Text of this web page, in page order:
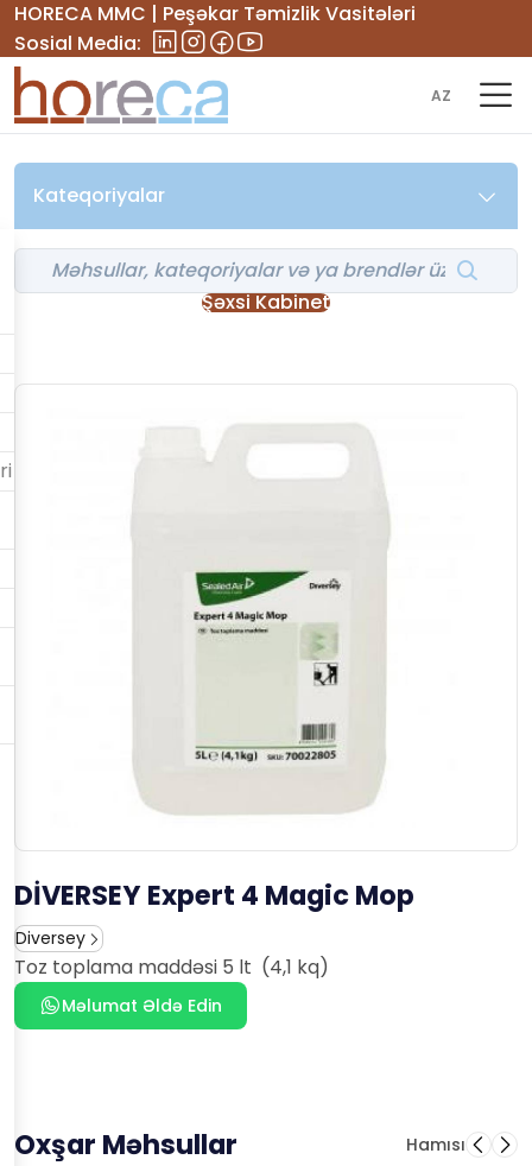
HORECA MMC | Peşəkar Təmizlik Vasitələri
Sosial Media:
AZ
Kateqoriyalar
Şəxsi Kabinet
DİVERSEY Expert 4 Magic Mop
Diversey
Toz toplama maddəsi 5 lt (4,1 kq)
Məlumat Əldə Edin
Oxşar Məhsullar Hamısı